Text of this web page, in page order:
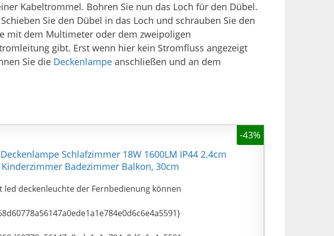
Kabeltrommel. Bohren Sie nun das Loch für den Dübel.
Sie den Dübel in das Loch und schrauben Sie den
mit dem Multimeter oder dem zweipoligen
gibt. Erst wenn hier kein Stromfluss angezeigt
Sie die Deckenlampe anschließen und an dem
-43%
Schlafzimmer 18W 1600LM IP44 2.4cm
Badezimmer Balkon, 30cm
led deckenleuchte der Fernbedienung können